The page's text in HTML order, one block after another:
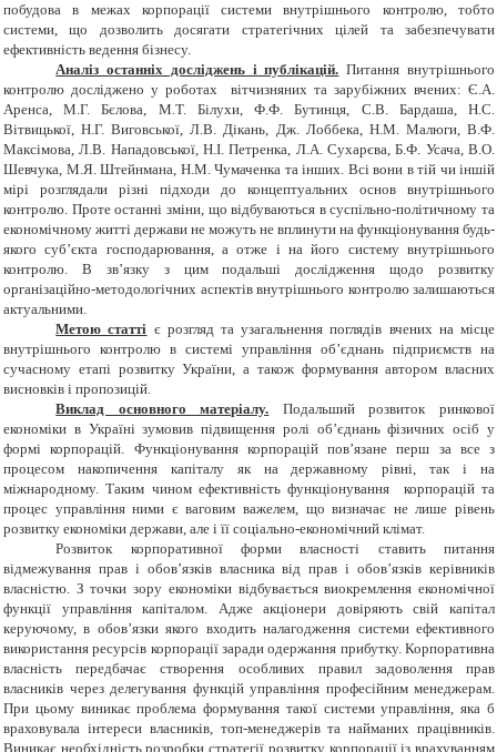
побудова в межах корпорації системи внутрішнього контролю, тобто
системи, що дозволить досягати стратегічних цілей та забезпечувати
ефективність ведення бізнесу.
Аналіз останніх досліджень і публікацій. Питання внутрішнього
контролю досліджено у роботах вітчизняних та зарубіжних вчених: Є.А.
Аренса,М.Г. Бєлова, М.Т. Білухи, Ф.Ф. Бутинця, С.В. Бардаша, Н.С.
Вітвицької, Н.Г. Виговської, Л.В. Дікань, Дж. Лоббека, Н.М. Малюги, В.Ф.
Максімова, Л.В. Нападовської, Н.І. Петренка, Л.А. Сухарєва, Б.Ф. Усача, В.О.
Шевчука, М.Я. Штейнмана, Н.М. Чумаченка та інших. Всі вони в тій чи іншій
мірі розглядали різні підходи до концептуальних основ внутрішнього
контролю. Проте останні зміни, що відбуваються в суспільно-політичному та
економічному житті держави не можуть не вплинути на функціонування будь-
якого суб’єкта господарювання, а отже і на його систему внутрішнього
контролю. В зв’язку з цим подальші дослідження щодо розвитку
організаційно-методологічних аспектів внутрішнього контролю залишаються
актуальними.
Метою статті є розгляд та узагальнення поглядів вчених на місце
внутрішнього контролю в системі управління об’єднань підприємств на
сучасному етапі розвитку України, а також формування автором власних
висновків і пропозицій.
Виклад основного матеріалу.
Подальший розвиток ринкової
економіки в Україні зумовив підвищення ролі об’єднань фізичних осіб у
формі корпорацій. Функціонування корпорацій пов’язане перш за все з
процесом накопичення капіталу як на державному рівні, так і на
міжнародному. Таким чином ефективність функціонування корпорацій та
процес управління ними є ваговим важелем, що визначає не лише рівень
розвитку економіки держави, але і її соціально-економічний клімат.
Розвиток корпоративної форми власності ставить питання
відмежування прав і обов’язків власника від прав і обов’язків керівників
власністю. З точки зору економіки відбувається виокремлення економічної
функції управління капіталом. Адже акціонери довіряють свій капітал
керуючому, в обов’язки якого входить налагодження системи ефективного
використання ресурсів корпорації заради одержання прибутку. Корпоративна
власність передбачає створення особливих правил задоволення прав
власників через делегування функцій управління професійним менеджерам.
При цьому виникає проблема формування такої системи управління, яка б
враховувала інтереси власників, топ-менеджерів та найманих працівників.
Виникає необхідність розробки стратегії розвитку корпорації із врахуванням